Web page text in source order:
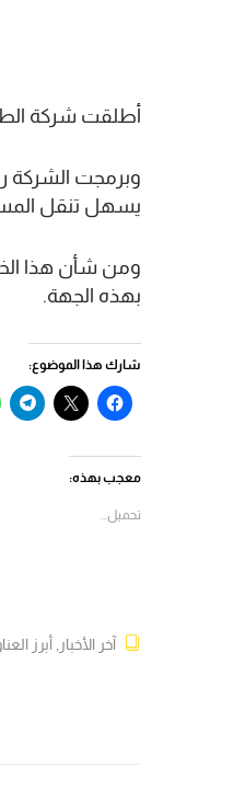
أطلقت شركة
يسهل تنقل
ومن شأن هذا
بهذه الجهة.
شارك هذا الموضوع:
انقر
للمشاركة
(فتح
في
نافذة
النقر
للمشاركة
معجب بهذه:
تحميل...
آخر الأخبار أبرز